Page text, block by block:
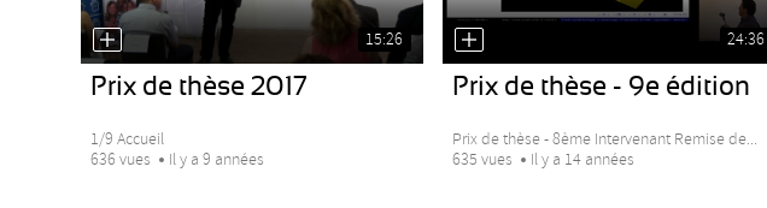
15:26
Prix de thèse 2017
1/9 Accueil
636 vues
Il y a 9 années
24:36
Prix de thèse - 9e édition
Prix de thèse - 8ème Intervenant Remise de...
635 vues
Il y a 14 années